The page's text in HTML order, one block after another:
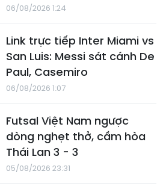
06/08/2026 1:24
Link trực tiếp Inter Miami vs
San Luis: Messi sát cánh De
Paul, Casemiro
06/08/2026 1:07
Futsal Việt Nam ngược
dòng nghẹt thở, cầm hòa
Thái Lan 3 - 3
05/08/2026 23:31